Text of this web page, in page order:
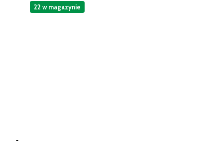
22 w magazynie